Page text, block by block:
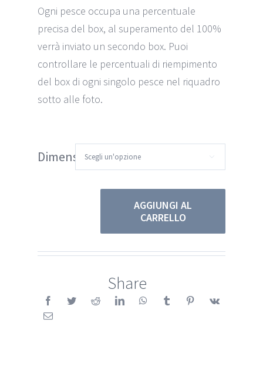
Ogni pesce occupa una percentuale
precisa del box, al superamento del 100%
verrà inviato un secondo box. Puoi
controllare le percentuali di riempimento
del box di ogni singolo pesce nel riquadro
sotto alle foto.
Dimensione 
AGGIUNGI AL
CARRELLO
Share